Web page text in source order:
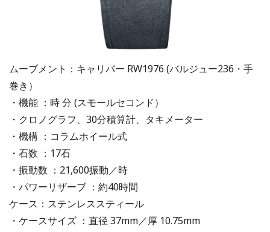
ムーブメント：キャリバー RW1976 (バルジュー236・手
巻き）
・機能 ：時 分 (スモールセコンド）
・クロノグラフ、30分積算計、タキメーター
・機構 ：コラムホイール式
・石数 ：17石
・振動数 ：21,600振動／時
・パワーリザーブ ：約40時間
ケース：ステンレススティール
・ケースサイズ ：直径 37mm／厚 10.75mm